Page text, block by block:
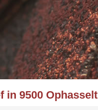
in 9500 Ophasselt